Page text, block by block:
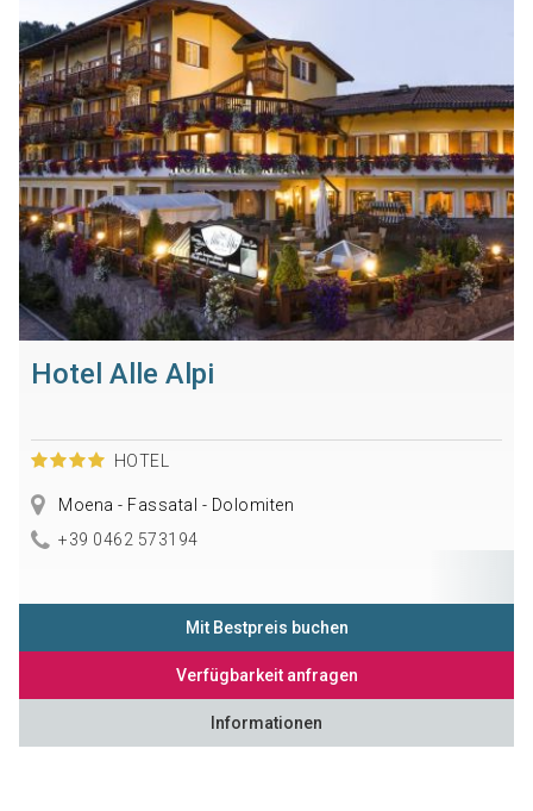
Hotel Alle Alpi
HOTEL
Moena - Fassatal - Dolomiten
+39 0462 573194
Mit Bestpreis buchen
Verfügbarkeit anfragen
Informationen